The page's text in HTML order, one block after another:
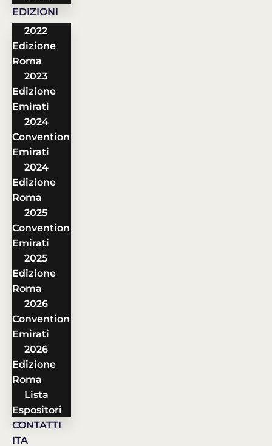
EDIZIONI
2022
Edizione
Roma
2023
Edizione
Emirati
2024
Convention
Emirati
2024
Edizione
Roma
2025
Convention
Emirati
2025
Edizione
Roma
2026
Convention
Emirati
2026
Edizione
Roma
Lista
Espositori
CONTATTI
ITA